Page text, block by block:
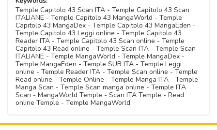
Temple Capitolo 43 Scan ITA - Temple Capitolo 43 Scan
ITALIANE - Temple Capitolo 43 MangaWorld - Temple
Capitolo 43 MangaDex - Temple Capitolo 43 MangaEden -
Temple Capitolo 43 Leggi online - Temple Capitolo 43
Reader ITA - Temple Capitolo 43 Scan online - Temple
Capitolo 43 Read online - Temple Scan ITA - Temple Scan
ITALIANE - Temple MangaWorld - Temple MangaDex -
Temple MangaEden - Temple SUB ITA - Temple Leggi
online - Temple Reader ITA - Temple Scan online - Temple
Read online - Temple Online - Temple Manga ITA - Temple
Manga Scan - Temple Scan manga online - Temple ITA
Scan - MangaWorld Temple - Scan ITA Temple - Read
online Temple - Temple MangaWorld